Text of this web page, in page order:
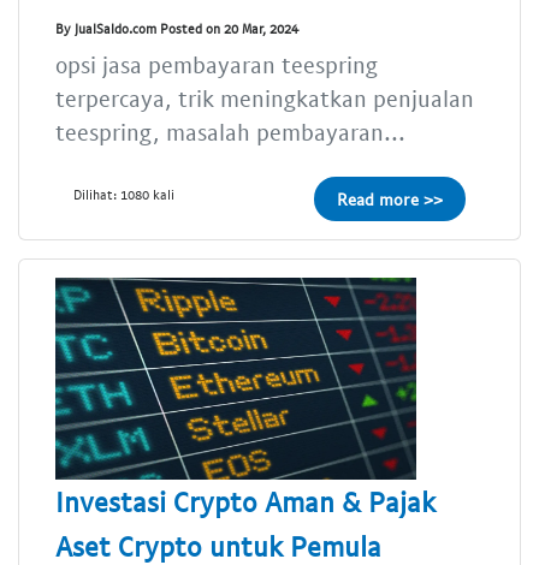
By JualSaldo.com Posted on 20 Mar, 2024
opsi jasa pembayaran teespring
terpercaya, trik meningkatkan penjualan
teespring, masalah pembayaran...
Dilihat: 1080 kali Read more >>
Investasi Crypto Aman & Pajak
Aset Crypto untuk Pemula